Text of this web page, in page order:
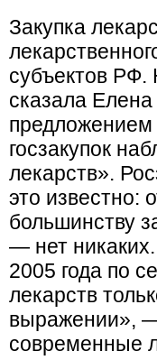
Закупка
субъектов РФ.
сказала
предложением
госзакупок
лекарств».
это известно:
большинству
— нет
2005 года по
лекарств
выражении»,
современные